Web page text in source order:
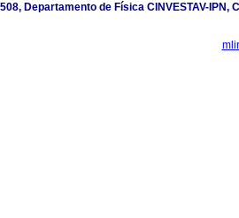
Departamento de Física CINVESTAV-IPN,